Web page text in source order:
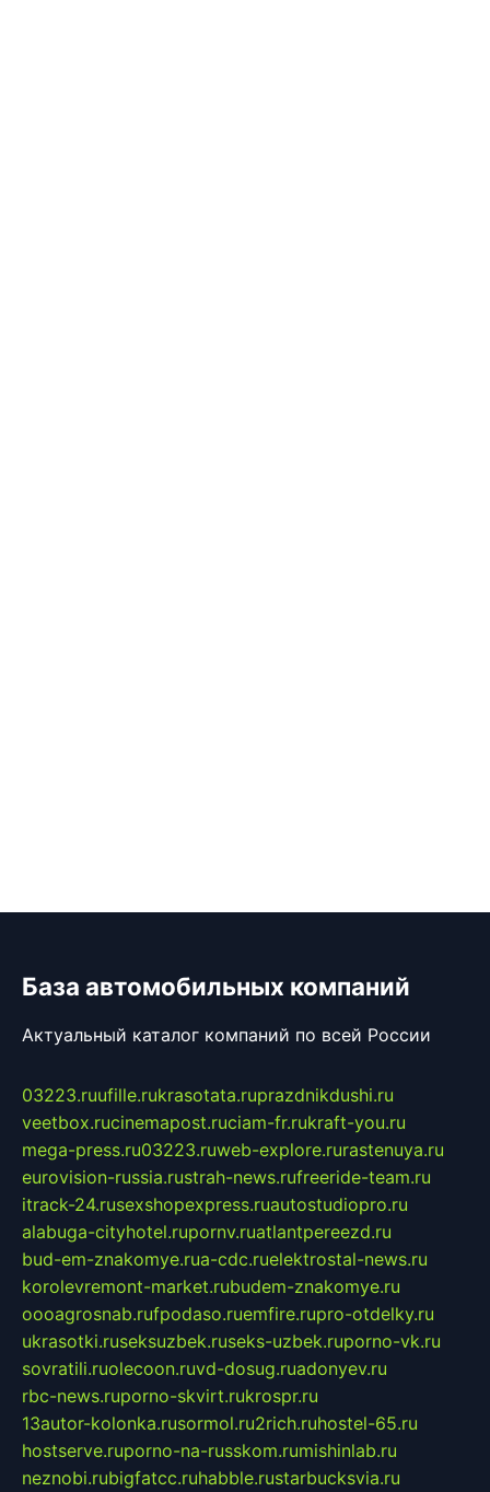
База автомобильных компаний
Актуальный каталог компаний по всей России
03223.ruufille.rukrasotata.ruprazdnikdushi.ru
veetbox.rucinemapost.ruciam-fr.rukraft-you.ru
mega-press.ru03223.ruweb-explore.rurastenuya.ru
eurovision-russia.rustrah-news.rufreeride-team.ru
itrack-24.rusexshopexpress.ruautostudiopro.ru
alabuga-cityhotel.rupornv.ruatlantpereezd.ru
bud-em-znakomye.rua-cdc.ruelektrostal-news.ru
korolevremont-market.rubudem-znakomye.ru
oooagrosnab.rufpodaso.ruemfire.rupro-otdelky.ru
ukrasotki.ruseksuzbek.ruseks-uzbek.ruporno-vk.ru
sovratili.ruolecoon.ruvd-dosug.ruadonyev.ru
rbc-news.ruporno-skvirt.rukrospr.ru
13autor-kolonka.rusormol.ru2rich.ruhostel-65.ru
hostserve.ruporno-na-russkom.rumishinlab.ru
neznobi.rubigfatcc.ruhabble.rustarbucksvia.ru